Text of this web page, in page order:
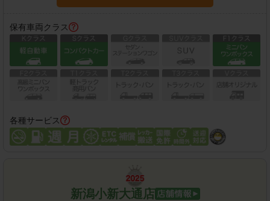
保有車両クラス
各種サービス
新潟小新大通店